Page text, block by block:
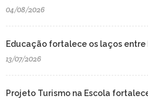
04/08/2026
Educação fortalece os laços entre
13/07/2026
Projeto Turismo na Escola